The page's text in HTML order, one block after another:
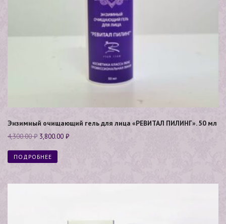
Энзимный очищающий гель для лица «РЕВИТАЛ ПИЛИНГ». 50 мл
4,300.00₽ 3,800.00 ₽
ПОДРОБНЕЕ